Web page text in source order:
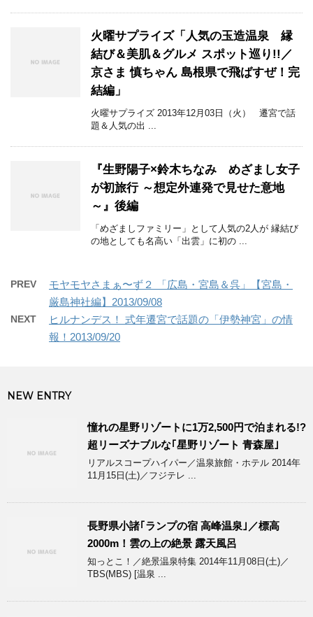
火曜サプライズ「人気の玉造温泉 縁
結び＆美肌＆グルメ スポット巡り!!／
京さま 慎ちゃん 島根県で飛ばすぜ！完
結編」
火曜サプライズ 2013年12月03日（火） 遷宮で話
題＆人気の出 ...
『生野陽子×鈴木ちなみ めざまし女子
が初旅行 ～想定外連発で見せた意地
～』後編
「めざましファミリー」として人気の2人が 縁結び
の地としても名高い「出雲」に初の ...
PREV
モヤモヤさまぁ〜ず２ 「広島・宮島＆呉」【宮島・
厳島神社編】2013/09/08
NEXT
ヒルナンデス！ 式年遷宮で話題の「伊勢神宮」の情
報！2013/09/20
NEW ENTRY
憧れの星野リゾートに1万2,500円で泊まれる!?
超リーズナブルな｢星野リゾート 青森屋｣
リアルスコープハイパー／温泉旅館・ホテル 2014年
11月15日(土)／フジテレ ...
長野県小諸｢ランプの宿 高峰温泉｣／標高
2000m！雲の上の絶景 露天風呂
知っとこ！／絶景温泉特集 2014年11月08日(土)／
TBS(MBS) [温泉 ...